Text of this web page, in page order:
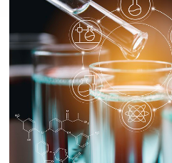
zábava
pro